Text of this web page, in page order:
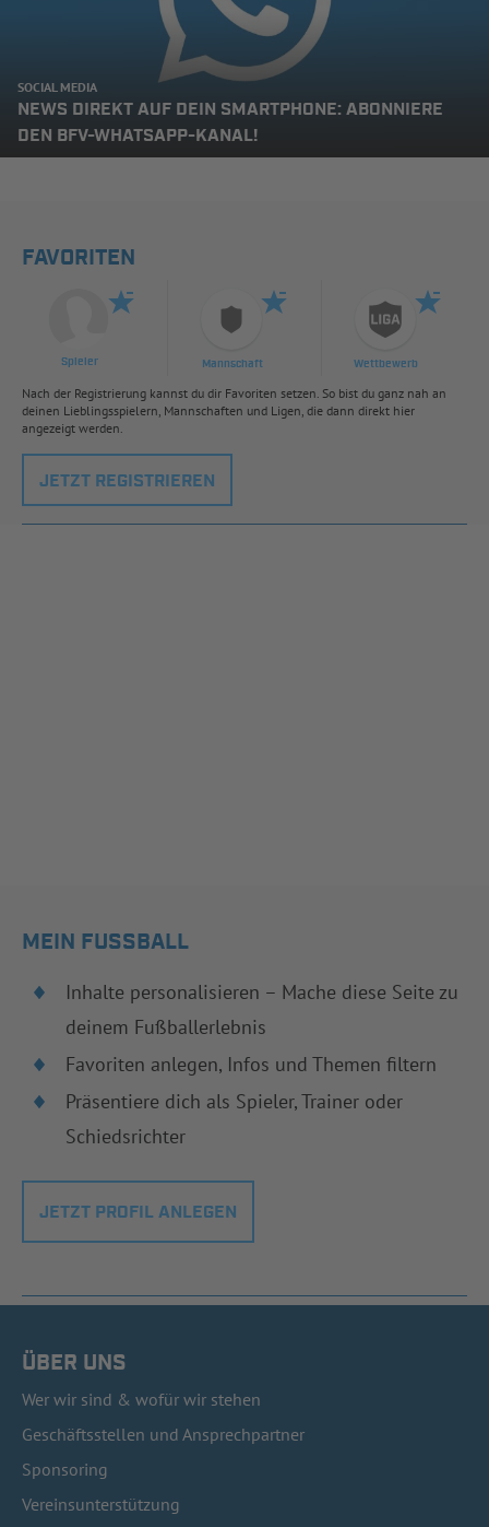
SOCIAL MEDIA
NEWS DIREKT AUF DEIN SMARTPHONE: ABONNIERE
DEN BFV-WHATSAPP-KANAL!
FAVORITEN
Spieler Mannschaft Wettbewerb
Nach der Registrierung kannst du dir Favoriten setzen. So bist du ganz nah an
deinen Lieblingsspielern, Mannschaften und Ligen, die dann direkt hier
angezeigt werden.
JETZT REGISTRIEREN
MEIN FUSSBALL
Inhalte personalisieren – Mache diese Seite zu
deinem Fußballerlebnis
Favoriten anlegen, Infos und Themen filtern
Präsentiere dich als Spieler, Trainer oder
Schiedsrichter
JETZT PROFIL ANLEGEN
ÜBER UNS
Wer wir sind & wofür wir stehen
Geschäftsstellen und Ansprechpartner
Sponsoring
Vereinsunterstützung